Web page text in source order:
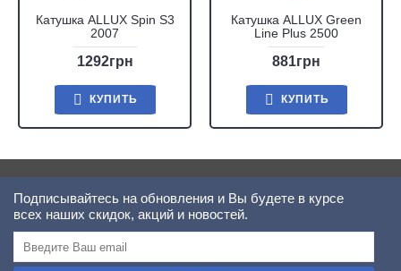
Катушка ALLUX Spin S3
2007
1292грн
КУПИТЬ
Катушка ALLUX Green
Line Plus 2500
881грн
КУПИТЬ
Подписывайтесь на обновления и Вы будете в курсе
всех наших скидок, акций и новостей.